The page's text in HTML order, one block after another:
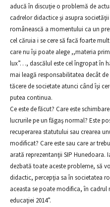
aducă în discuţie o problemă de
cadrelor didactice şi asupra
românească a momentului ca un
cel căruia i se cere să facă foarte
care nu îşi poate alege ,,materia
lux”…, dascălul este cel îngropat în
mai leagă responsabilitatea decât
tăcere de societate atunci când îşi
putea continua.
Ce este de făcut? Care este
lucrurile pe un făgaş normal? Este
recuperarea statutului sau crearea
modificat? Care este sau care ar
arată reprezentanţii SIP Hunedoara.
dezbată toate aceste probleme, să
didactic, percepţia sa în societatea
aceasta se poate modifica, în
educaţiei 2014”.